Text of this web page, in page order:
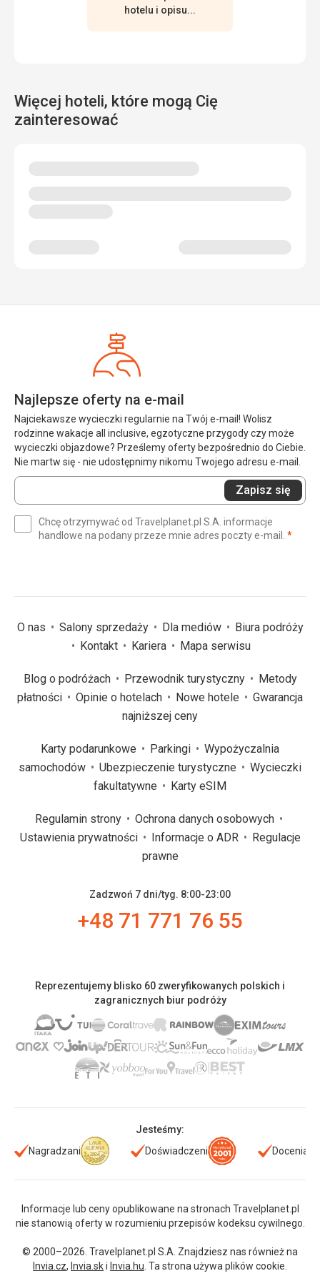
hotelu i opisu...
Więcej hoteli, które mogą Cię
zainteresować
Najlepsze oferty na e-mail
Najciekawsze wycieczki regularnie na Twój e-mail! Wolisz
rodzinne wakacje all inclusive, egzotyczne przygody czy może
wycieczki objazdowe? Prześlemy oferty bezpośrednio do Ciebie.
Nie martw się - nie udostępnimy nikomu Twojego adresu e-mail.
Wprowadź
swój
(wymagane)
Zapisz się
Chcę otrzymywać od Travelplanet.pl S.A. informacje
handlowe na podany przeze mnie adres poczty e-mail. *
O nas Salony sprzedaży Dla mediów
Biura podróży
Kontakt
Kariera Mapa serwisu
Blog o podróżach Przewodnik turystyczny
Metody
płatności
Opinie o hotelach Nowe hotele
Gwarancja
najniższej ceny
Karty podarunkowe Parkingi
Wypożyczalnia
samochodów
Ubezpieczenie turystyczne
Wycieczki
fakultatywne
Karty eSIM
Regulamin strony
Ochrona danych osobowych
Ustawienia prywatności
Informacje o ADR
Regulacje
prawne
Zadzwoń 7 dni/tyg. 8:00-23:00
+48 71 771 76 55
Reprezentujemy blisko 60 zweryfikowanych polskich i
zagranicznych biur podróży
Jesteśmy:
Nagradzani
Doświadczeni Doceniani
Informacje lub ceny opublikowane na stronach Travelplanet.pl
nie stanowią oferty w rozumieniu przepisów kodeksu cywilnego.
© 2000–2026. Travelplanet.pl S.A. Znajdziesz nas również na
Invia.cz, Invia.ski Invia.hu . Ta strona używa plików cookie.